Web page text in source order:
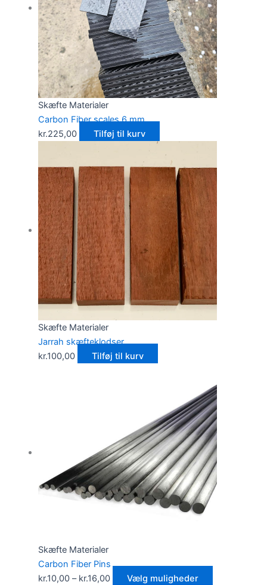
Skæfte Materialer
Carbon Fiber scales 6 mm
kr.225,00 Tilføj til kurv
Skæfte Materialer
Jarrah skæfteklodser
kr.100,00 Tilføj til kurv
Skæfte Materialer
Carbon Fiber Pins
kr.10,00 – kr.16,00 Vælg muligheder